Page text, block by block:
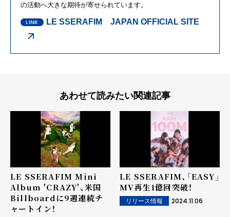
の活動へ大きな期待が寄せられています。
LE SSERAFIM JAPAN OFFICIAL SITE
あわせて読みたい関連記事
LE SSERAFIM Mini
Album 'CRAZY'、米国
Billboardに9週連続チ
ャートイン！
LE SSERAFIM、「EASY」
MV再生1億回突破！
リリース情報 2024.11.06